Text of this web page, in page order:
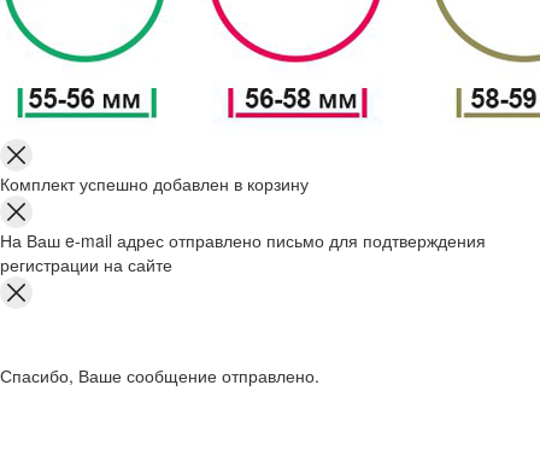
Комплект успешно добавлен в корзину
На Ваш e-mail адрес отправлено письмо для подтверждения
регистрации на сайте
Спасибо, Ваше сообщение отправлено.